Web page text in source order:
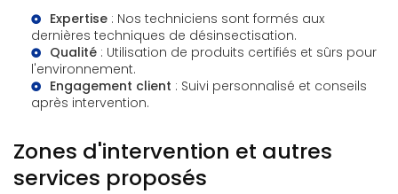
Expertise : Nos techniciens sont formés aux
dernières techniques de désinsectisation.
Qualité : Utilisation de produits certifiés et sûrs pour
l'environnement.
Engagement client : Suivi personnalisé et conseils
après intervention.
Zones d'intervention et autres
services proposés